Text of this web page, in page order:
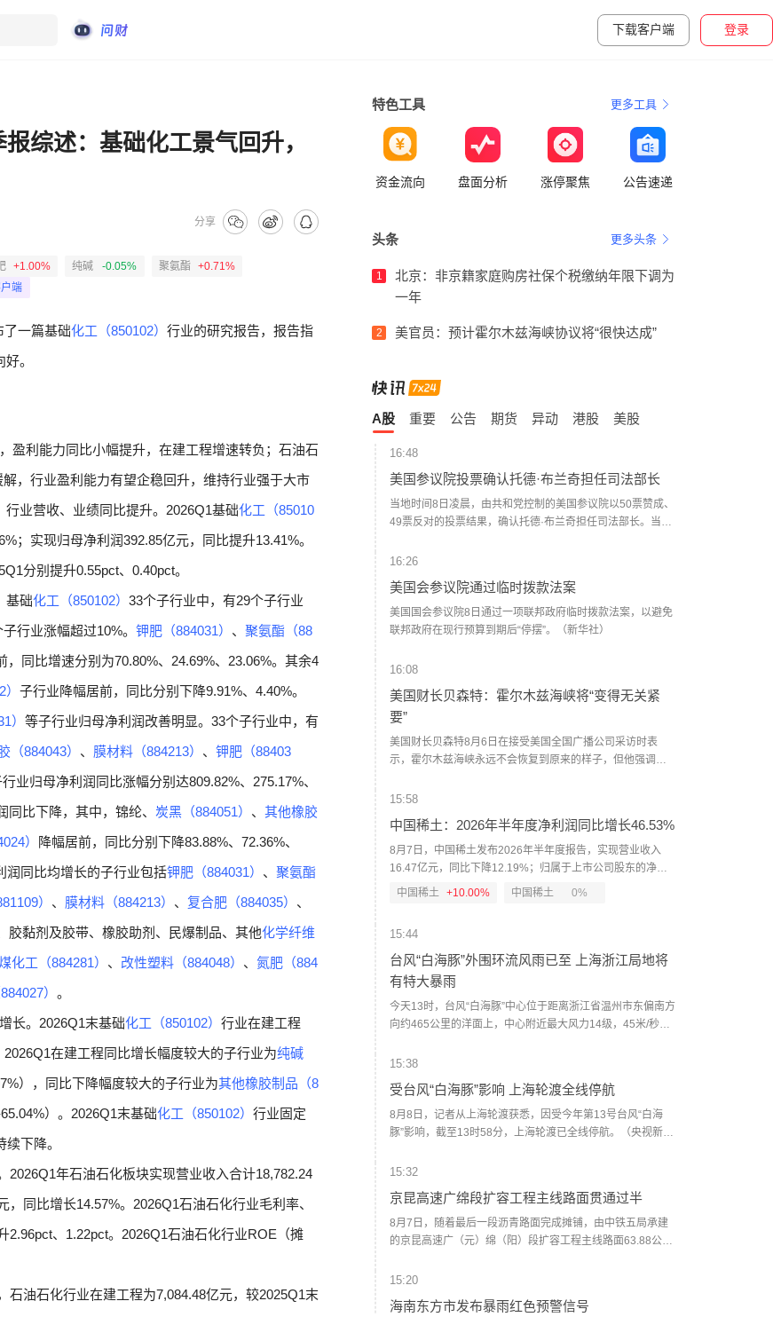
下载客户端 登录
综述：基础化工景气回升，
分享
+1.00% 纯碱 -0.05% 聚氨酯 +0.71%
户端
了一篇基础化工（850102） 行业的研究报告，报告指
。
盈利能力同比小幅提升，在建工程增速转负；石油石
，行业盈利能力有望企稳回升，维持行业强于大市
行业营收、业绩同比提升。2026Q1基础化工（85010
；实现归母净利润392.85亿元，同比提升13.41%。
分别提升0.55pct、0.40pct。
基础化工（850102） 33个子行业中，有29个子行业
行业涨幅超过10%。 钾肥（884031） 、 聚氨酯（88
，同比增速分别为70.80%、24.69%、23.06%。其余4
子行业降幅居前，同比分别下降9.91%、4.40%。
） 等子行业归母净利润改善明显。33个子行业中，有
（884043） 、 膜材料（884213） 、 钾肥（88403
业归母净利润同比涨幅分别达809.82%、275.17%、
同比下降，其中，锦纶、 炭黑（884051） 、 其他橡胶
）
降幅居前，同比分别下降83.88%、72.36%、
润同比均增长的子行业包括钾肥（884031） 、 聚氨酯
） 、 膜材料（884213） 、 复合肥（884035） 、
胶黏剂及胶带、橡胶助剂、民爆制品、其他化学纤维
化工（884281） 、 改性塑料（884048） 、 氮肥（884
） 。
长。2026Q1末基础化工（850102） 行业在建工程
在建工程同比增长幅度较大的子行业为纯碱
），同比下降幅度较大的子行业为其他橡胶制品（8
-65.04%）。2026Q1末基础化工（850102） 行业固定
下降。
年石油石化板块实现营业收入合计18,782.24
同比增长14.57%。2026Q1石油石化行业毛利率、
2.96pct、1.22pct。2026Q1石油石化行业ROE（摊
油石化行业在建工程为7,084.48亿元，较2025Q1末
特色工具 更多工具
资金流向 盘面分析 涨停聚焦 公告速递
头条 更多头条
1
北京：非京籍家庭购房社保个税缴纳年限下调为
一年
2 美官员：预计霍尔木兹海峡协议将“很快达成”
A股 重要 公告 期货 异动 港股 美股
16:48
美国参议院投票确认托德·布兰奇担任司法部长
当地时间8日凌晨，由共和党控制的美国参议院以50票赞成、
49票反对的投票结果，确认托德·布兰奇担任司法部长。当地
托德·布兰奇出任司法部长的提名。特朗普4月2日宣布，帕姆·
闻）
16:26
美国会参议院通过临时拨款法案
美国国会参议院8日通过一项联邦政府临时拨款法案，以避免
联邦政府在现行预算到期后“停摆”。（新华社）
16:08
美国财长贝森特：霍尔木兹海峡将“变得无关紧
要”
美国财长贝森特8月6日在接受美国全国广播公司采访时表
示，霍尔木兹海峡永远不会恢复到原来的样子，但他强调，
尔木兹海峡将失去当前能源运输“咽喉要道”的地位。贝森特
过海峡运输的能源中将有超过50%或70%改由地下管道输
送。（CCTV国际时讯）
15:58
中国稀土：2026年半年度净利润同比增长46.53%
8月7日，中国稀土发布2026年半年度报告，实现营业收入
16.47亿元，同比下降12.19%；归属于上市公司股东的净利
润2.37亿元，同比增长46.53%。报告期内，稀土行业供需格
同期涨幅明显。（新京报）
中国稀土 +10.00% 中国稀土 0%
15:44
台风“白海豚”外围环流风雨已至 上海浙江局地将
有特大暴雨
今天13时，台风“白海豚”中心位于距离浙江省温州市东偏南方
向约465公里的洋面上，中心附近最大风力14级，45米/秒。
在江苏南部、安徽东南部、浙江等地激发出对流。明天，台
部、上海、浙江大部将有大到暴雨，其中上海南部、浙江东
部有特大暴雨，局地日降雨量将达到400毫米甚至500毫米以
上，极端性较强，需注意防范。（中国天气网）
15:38
受台风“白海豚”影响 上海轮渡全线停航
8月8日，记者从上海轮渡获悉，因受今年第13号台风“白海
豚”影响，截至13时58分，上海轮渡已全线停航。（央视新
15:32
京昆高速广绵段扩容工程主线路面贯通过半
8月7日，随着最后一段沥青路面完成摊铺，由中铁五局承建
的京昆高速广（元）绵（阳）段扩容工程主线路面63.88公里
目全长约124公里，是国家“十纵十横”综合运输大通道首都放
道。（人民财讯）
15:20
海南东方市发布暴雨红色预警信号